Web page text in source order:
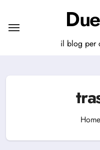
contenuto
il blog per
Home